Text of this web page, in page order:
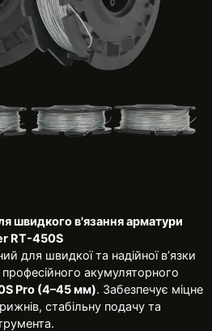
швидкого в'язання арматури
RT-450S
для швидкої та надійної в’язки
акумуляторного
Pro (4–45 мм). Забезпечує міцне
стабільну подачу та